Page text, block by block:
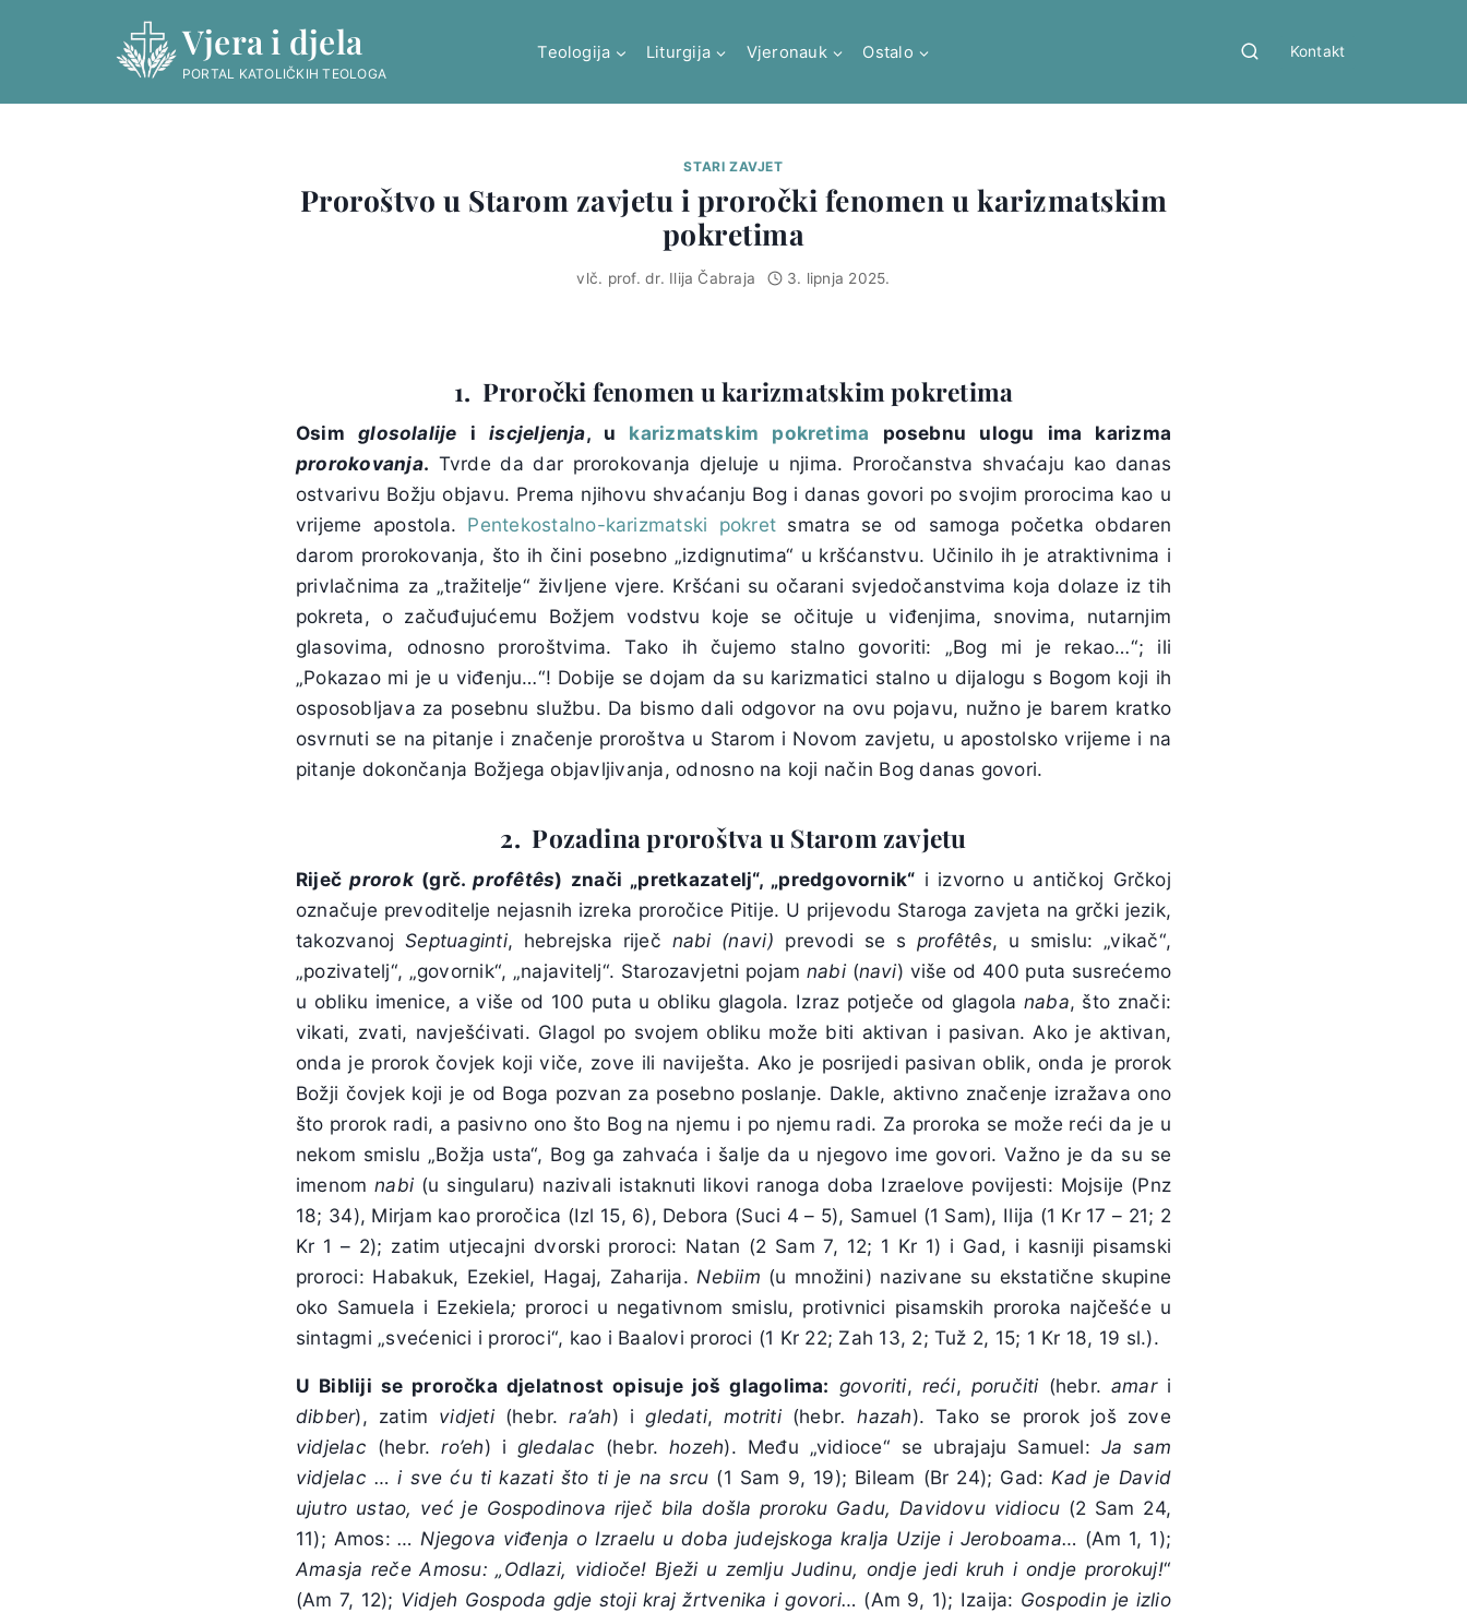
Vjera i djela
PORTAL KATOLIČKIH TEOLOGA
Teologija Liturgija Vjeronauk Ostalo Kontakt
STARI ZAVJET
Proroštvo u Starom zavjetu i proročki fenomen u karizmatskim
pokretima
vlč. prof. dr. Ilija Čabraja 3. lipnja 2025.
1. Proročki fenomen u karizmatskim pokretima
Osimglosolalije iiscjeljenja, u karizmatskim pokretima posebnu ulogu ima karizma
prorokovanja. Tvrde da dar prorokovanja djeluje u njima. Proročanstva shvaćaju kao danas
ostvarivu Božju objavu. Prema njihovu shvaćanju Bog i danas govori po svojim prorocima kao u
vrijeme apostola. Pentekostalno-karizmatski pokret smatra se od samoga početka obdaren
darom prorokovanja, što ih čini posebno „izdignutima“ u kršćanstvu. Učinilo ih je atraktivnima i
privlačnima za „tražitelje“ življene vjere. Kršćani su očarani svjedočanstvima koja dolaze iz tih
pokreta, o začuđujućemu Božjem vodstvu koje se očituje u viđenjima, snovima, nutarnjim
glasovima, odnosno proroštvima. Tako ih čujemo stalno govoriti: „Bog mi je rekao…“; ili
„Pokazao mi je u viđenju…“! Dobije se dojam da su karizmatici stalno u dijalogu s Bogom koji ih
osposobljava za posebnu službu. Da bismo dali odgovor na ovu pojavu, nužno je barem kratko
osvrnuti se na pitanje i značenje proroštva u Starom i Novom zavjetu, u apostolsko vrijeme i na
pitanje dokončanja Božjega objavljivanja, odnosno na koji način Bog danas govori.
2. Pozadina proroštva u Starom zavjetu
Riječprorok (grč.profêtês) znači „pretkazatelj“, „predgovornik“ i izvorno u antičkoj Grčkoj
označuje prevoditelje nejasnih izreka proročice Pitije. U prijevodu Staroga zavjeta na grčki jezik,
takozvanojSeptuaginti, hebrejska riječ nabi (navi) prevodi se s profêtês, u smislu: „vikač“,
„pozivatelj“, „govornik“, „najavitelj“. Starozavjetni pojam nabi (navi) više od 400 puta susrećemo
u obliku imenice, a više od 100 puta u obliku glagola. Izraz potječe od glagola naba, što znači:
vikati, zvati, navješćivati. Glagol po svojem obliku može biti aktivan i pasivan. Ako je aktivan,
onda je prorok čovjek koji viče, zove ili naviješta. Ako je posrijedi pasivan oblik, onda je prorok
Božji čovjek koji je od Boga pozvan za posebno poslanje. Dakle, aktivno značenje izražava ono
što prorok radi, a pasivno ono što Bog na njemu i po njemu radi. Za proroka se može reći da je u
nekom smislu „Božja usta“, Bog ga zahvaća i šalje da u njegovo ime govori. Važno je da su se
imenomnabi (u singularu) nazivali istaknuti likovi ranoga doba Izraelove povijesti: Mojsije (Pnz
18; 34), Mirjam kao proročica (Izl 15, 6), Debora (Suci 4 – 5), Samuel (1 Sam), Ilija (1 Kr 17 – 21; 2
Kr 1 – 2); zatim utjecajni dvorski proroci: Natan (2 Sam 7, 12; 1 Kr 1) i Gad, i kasniji pisamski
proroci: Habakuk, Ezekiel, Hagaj, Zaharija. Nebiim (u množini) nazivane su ekstatične skupine
oko Samuela i Ezekiela; proroci u negativnom smislu, protivnici pisamskih proroka najčešće u
sintagmi „svećenici i proroci“, kao i Baalovi proroci (1 Kr 22; Zah 13, 2; Tuž 2, 15; 1 Kr 18, 19 sl.).
U Bibliji se proročka djelatnost opisuje još glagolima: govoriti, reći, poručiti (hebr. amar i
dibber), zatim vidjeti (hebr.ra’ah) igledati,motriti (hebr. hazah). Tako se prorok još zove
vidjelac (hebr.ro’eh) i gledalac (hebr.hozeh). Među „vidioce“ se ubrajaju Samuel: Ja sam
vidjelac …i sve ću ti kazati što ti je na srcu (1 Sam 9, 19); Bileam (Br 24); Gad: Kad je David
ujutro ustao, već je Gospodinova riječ bila došla proroku Gadu, Davidovu vidiocu (2 Sam 24,
11); Amos:… Njegova viđenja o Izraelu u doba judejskoga kralja Uzije i Jeroboama… (Am 1, 1);
Amasja reče Amosu: „Odlazi, vidioče! Bježi u zemlju Judinu, ondje jedi kruh i ondje prorokuj!“
(Am 7, 12); Vidjeh Gospoda gdje stoji kraj žrtvenika i govori… (Am 9, 1); Izaija: Gospodin je izlio